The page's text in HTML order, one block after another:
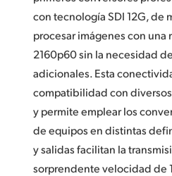
con tecnología SDI 12G, de
procesar imágenes con una
2160p60 sin la necesidad
adicionales. Esta
compatibilidad con
y permite emplear los
de equipos en distintas
y salidas facilitan la
sorprendente velocidad de